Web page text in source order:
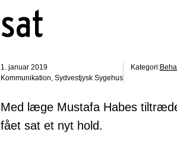
sat
1. januar 2019
Kommunikation, Sydvestjysk Sygehus
Kategori:
Med læge Mustafa Habes
fået sat et nyt hold.